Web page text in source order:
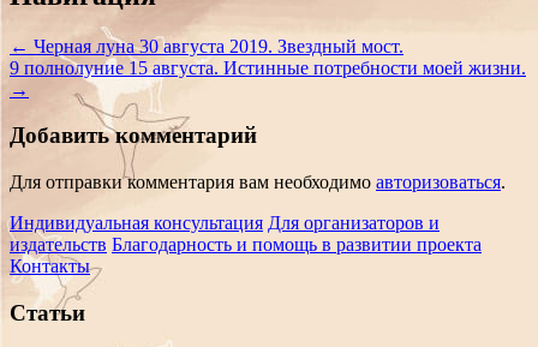
навигации
← Черная луна 30 августа 2019. Звездный мост.
9 полнолуние 15 августа. Истинные потребности моей жизни.
→
Добавить комментарий
Для отправки комментария вам необходимо авторизоваться.
Индивидуальная консультация Для организаторов и
издательств Благодарность и помощь в развитии проекта
Контакты
Статьи